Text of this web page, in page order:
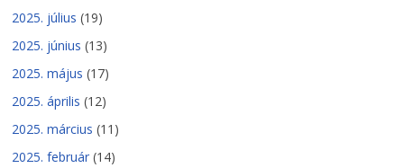
2025. július (19)
2025. június (13)
2025. május (17)
2025. április (12)
2025. március (11)
2025. február (14)